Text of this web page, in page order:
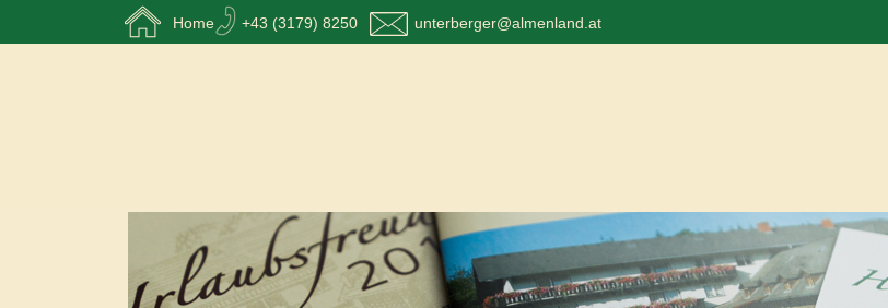
+43 (3179) 8250 unterberger@almenland.at
Home